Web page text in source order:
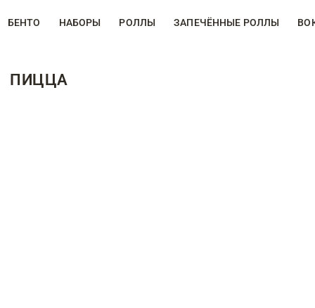
БЕНТО НАБОРЫ РОЛЛЫ ЗАПЕЧЁННЫЕ РОЛЛЫ
ПИЦЦА